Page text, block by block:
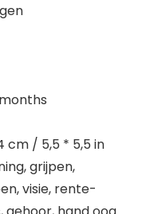
cm / 5,5 * 5,5 in
grijpen,
visie, rente-